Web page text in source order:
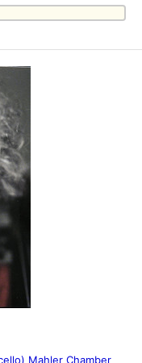
Mahler Chamber